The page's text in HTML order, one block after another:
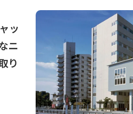
ッ
ニ
り